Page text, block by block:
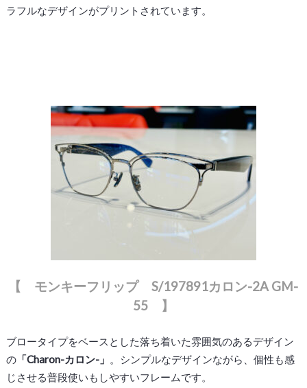
ラフルなデザインがプリントされています。
【 モンキーフリップ S/197891カロン-2A GM-
55 】
ブロータイプをベースとした落ち着いた雰囲気のあるデザイン
の「Charon-カロン-」 。シンプルなデザインながら、個性も感
じさせる普段使いもしやすいフレームです。